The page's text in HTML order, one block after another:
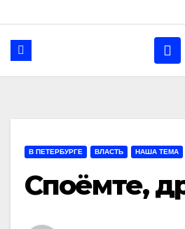
В ПЕТЕРБУРГЕ ВЛАСТЬ НАША ТЕМА
Споёмте,